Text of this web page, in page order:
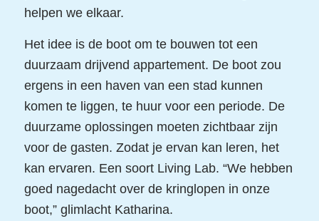
helpen we elkaar.
Het idee is de boot om te bouwen tot een
duurzaam drijvend appartement. De boot zou
ergens in een haven van een stad kunnen
komen te liggen, te huur voor een periode. De
duurzame oplossingen moeten zichtbaar zijn
voor de gasten. Zodat je ervan kan leren, het
kan ervaren. Een soort Living Lab. “We hebben
goed nagedacht over de kringlopen in onze
boot,” glimlacht Katharina.